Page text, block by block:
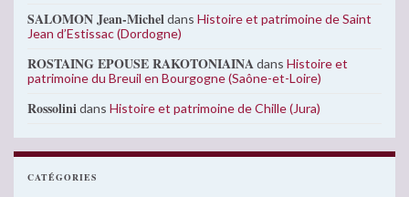
SALOMON Jean-Micheldans Histoire et patrimoine de Saint
Jean d’Estissac (Dordogne)
ROSTAING EPOUSE RAKOTONIAINAdans Histoire et
patrimoine du Breuil en Bourgogne (Saône-et-Loire)
Rossolinidans Histoire et patrimoine de Chille (Jura)
CATÉGORIES